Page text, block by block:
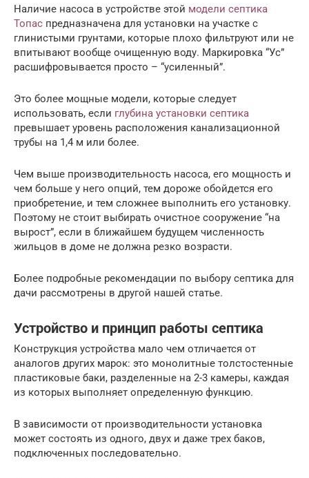
Наличие насоса в устройстве этой модели септика
Топас предназначена для установки на участке с
глинистыми грунтами, которые плохо фильтруют или не
впитывают вообще очищенную воду. Маркировка “Ус”
расшифровывается просто – “усиленный”.
Это более мощные модели, которые следует
использовать, если глубина установки септика
превышает уровень расположения канализационной
трубы на 1,4 м или более.
Чем выше производительность насоса, его мощность и
чем больше у него опций, тем дороже обойдется его
приобретение, и тем сложнее выполнить его установку.
Поэтому не стоит выбирать очистное сооружение “на
вырост”, если в ближайшем будущем численность
жильцов в доме не должна резко возрасти.
Более подробные рекомендации по выбору септика для
дачи рассмотрены в другой нашей статье.
Устройство и принцип работы септика
Конструкция устройства мало чем отличается от
аналогов других марок: это монолитные толстостенные
пластиковые баки, разделенные на 2-3 камеры, каждая
из которых выполняет определенную функцию.
В зависимости от производительности установка
может состоять из одного, двух и даже трех баков,
подключенных последовательно.